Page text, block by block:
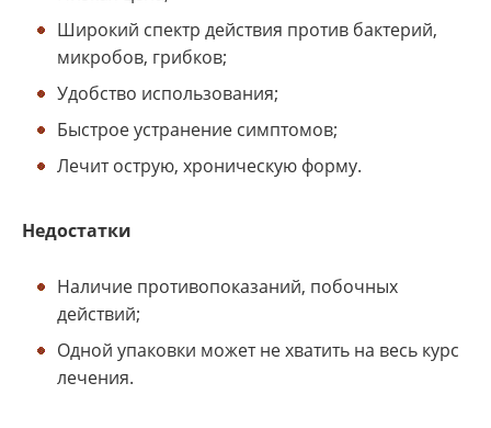
Широкий спектр действия против бактерий,
микробов, грибков;
Удобство использования;
Быстрое устранение симптомов;
Лечит острую, хроническую форму.
Недостатки
Наличие противопоказаний, побочных
действий;
Одной упаковки может не хватить на весь курс
лечения.